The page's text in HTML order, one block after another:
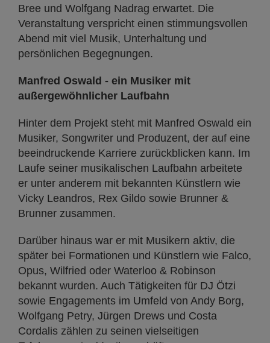
Bree und Wolfgang Nadrag erwartet. Die
Veranstaltung verspricht einen stimmungsvollen
Abend mit viel Musik, Unterhaltung und
persönlichen Begegnungen.
Manfred Oswald - ein Musiker mit
außergewöhnlicher Laufbahn
Hinter dem Projekt steht mit Manfred Oswald ein
Musiker, Songwriter und Produzent, der auf eine
beeindruckende Karriere zurückblicken kann. Im
Laufe seiner musikalischen Laufbahn arbeitete
er unter anderem mit bekannten Künstlern wie
Vicky Leandros, Rex Gildo sowie Brunner &
Brunner zusammen.
Darüber hinaus war er mit Musikern aktiv, die
später bei Formationen und Künstlern wie Falco,
Opus, Wilfried oder Waterloo & Robinson
bekannt wurden. Auch Tätigkeiten für DJ Ötzi
sowie Engagements im Umfeld von Andy Borg,
Wolfgang Petry, Jürgen Drews und Costa
Cordalis zählen zu seinen vielseitigen